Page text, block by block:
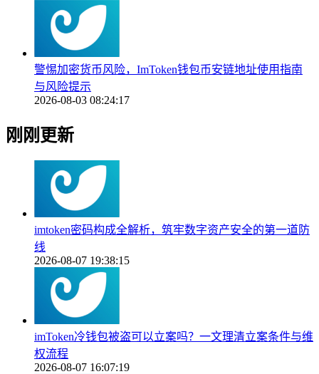
警惕加密货币风险，ImToken钱包币安链地址使用指南
与风险提示
2026-08-03 08:24:17
刚刚更新
imtoken密码构成全解析，筑牢数字资产安全的第一道防
线
2026-08-07 19:38:15
imToken冷钱包被盗可以立案吗？一文理清立案条件与维
权流程
2026-08-07 16:07:19